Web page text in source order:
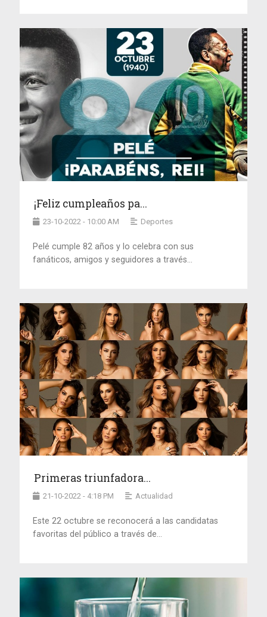
¡Feliz cumpleaños pa...
23-10-2022 - 10:00 AM Deportes
Pelé cumple 82 años y lo celebra con sus
fanáticos, amigos y seguidores a través...
Primeras triunfadora...
21-10-2022 - 4:18 PM Actualidad
Este 22 octubre se reconocerá a las candidatas
favoritas del público a través de...